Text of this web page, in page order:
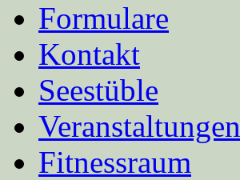
Formulare
Kontakt
Seestüble
Veranstaltungen
Fitnessraum